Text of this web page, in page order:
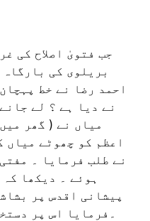
جب فتویٰ اصلاح کی
بریلوی کی
احمد رضا نے خط
نے دیا ہے ؟ لے
میاں نے ( گھر
اعظم کو چھوٹے میاں
نے طلب فرمایا ۔
ہوئے ۔ دیکھا
پیشانی اقدس پر
۔فرمایا اس پر